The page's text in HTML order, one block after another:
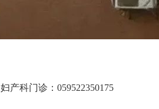
妇产科门诊：059522350175